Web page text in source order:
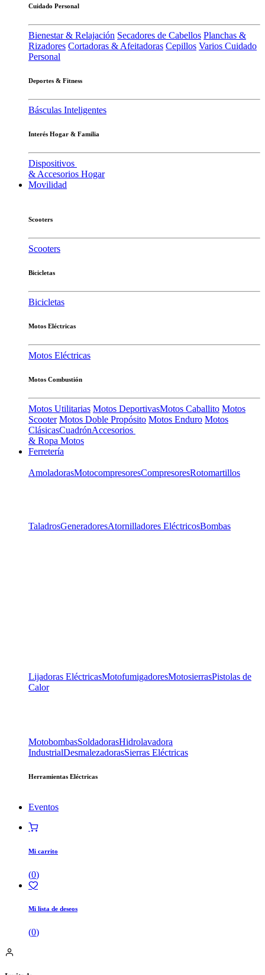
Cuidado Personal
Bienestar & Relajación Secadores de Cabellos Planchas &
Rizadores Cortadoras & Afeitadoras Cepillos Varios Cuidado
Personal
Deportes & Fitness
Básculas Inteligentes
Interés Hogar & Familia
Dispositivos
& Accesorios Hogar
Movilidad
Scooters
Scooters
Bicicletas
Bicicletas
Motos Eléctricas
Motos Eléctricas
Motos Combustión
Motos Utilitarias Motos DeportivasMotos Caballito Motos
Scooter Motos Doble Propósito Motos Enduro Motos
ClásicasCuadrónAccesorios
& Ropa Motos
Ferretería
AmoladorasMotocompresoresCompresoresRotomartillos
TaladrosGeneradoresAtornilladores EléctricosBombas
Lijadoras EléctricasMotofumigadoresMotosierrasPistolas de
Calor
MotobombasSoldadorasHidrolavadora
IndustrialDesmalezadorasSierras Eléctricas
Herramientas Eléctricas
Eventos
Mi carrito
(0)
Mi lista de deseos
(0)